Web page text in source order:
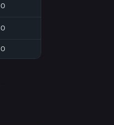
0
0
0